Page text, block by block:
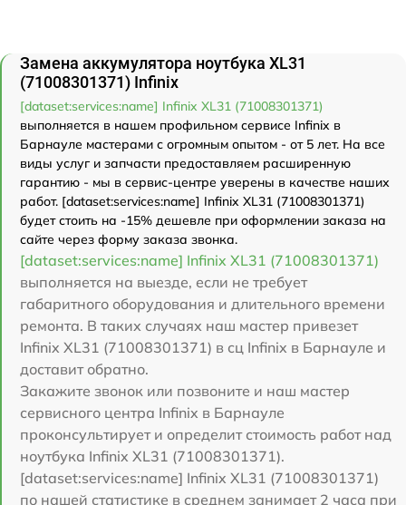
Замена аккумулятора ноутбука XL31
(71008301371) Infinix
[dataset:services:name] Infinix XL31 (71008301371)
выполняется в нашем профильном сервисе Infinix в
Барнауле мастерами с огромным опытом - от 5 лет. На все
виды услуг и запчасти предоставляем расширенную
гарантию - мы в сервис-центре уверены в качестве наших
работ. [dataset:services:name] Infinix XL31 (71008301371)
будет стоить на -15% дешевле при оформлении заказа на
сайте через форму заказа звонка.
[dataset:services:name] Infinix XL31 (71008301371)
выполняется на выезде, если не требует
габаритного оборудования и длительного времени
ремонта. В таких случаях наш мастер привезет
Infinix XL31 (71008301371) в сц Infinix в Барнауле и
доставит обратно.
Закажите звонок или позвоните и наш мастер
сервисного центра Infinix в Барнауле
проконсультирует и определит стоимость работ над
ноутбука Infinix XL31 (71008301371).
[dataset:services:name] Infinix XL31 (71008301371)
по нашей статистике в среднем занимает 2 часа при